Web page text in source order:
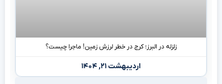
زلزله در البرز؛ کرج در خطر لرزش زمین! ماجرا چیست؟
اردیبهشت ۲۱, ۱۴۰۴